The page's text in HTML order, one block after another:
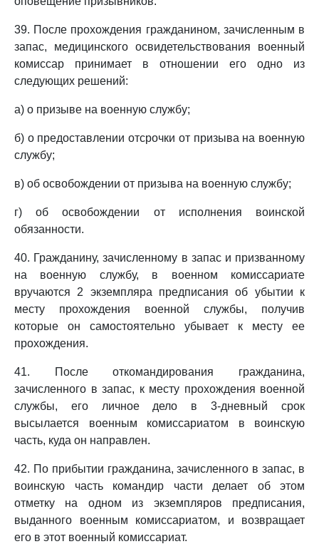
39. После прохождения гражданином, зачисленным в
запас, медицинского освидетельствования военный
комиссар принимает в отношении его одно из
следующих решений:
а) о призыве на военную службу;
б) о предоставлении отсрочки от призыва на военную
службу;
в) об освобождении от призыва на военную службу;
г) об освобождении от исполнения воинской
обязанности.
40. Гражданину, зачисленному в запас и призванному
на военную службу, в военном комиссариате
вручаются 2 экземпляра предписания об убытии к
месту прохождения военной службы, получив
которые он самостоятельно убывает к месту ее
прохождения.
41. После откомандирования гражданина,
зачисленного в запас, к месту прохождения военной
службы, его личное дело в 3-дневный срок
высылается военным комиссариатом в воинскую
часть, куда он направлен.
42. По прибытии гражданина, зачисленного в запас, в
воинскую часть командир части делает об этом
отметку на одном из экземпляров предписания,
выданного военным комиссариатом, и возвращает
его в этот военный комиссариат.